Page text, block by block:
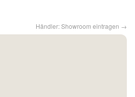
Händler: Showroom eintragen →